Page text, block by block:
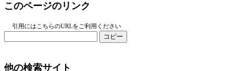
このページのリンク
引用にはこちらのURLをご利用ください
コピー
他の検索サイト